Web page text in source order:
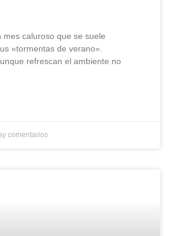
mes caluroso que se suele
«tormentas de verano».
refrescan el ambiente no
comentarios